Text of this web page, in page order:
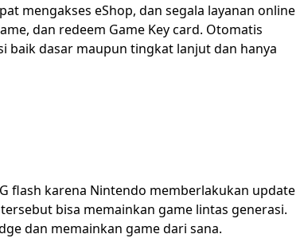
mengakses eShop, dan segala layanan online
dan redeem Game Key card. Otomatis
baik dasar maupun tingkat lanjut dan hanya
flash karena Nintendo memberlakukan update
bisa memainkan game lintas generasi.
dan memainkan game dari sana.